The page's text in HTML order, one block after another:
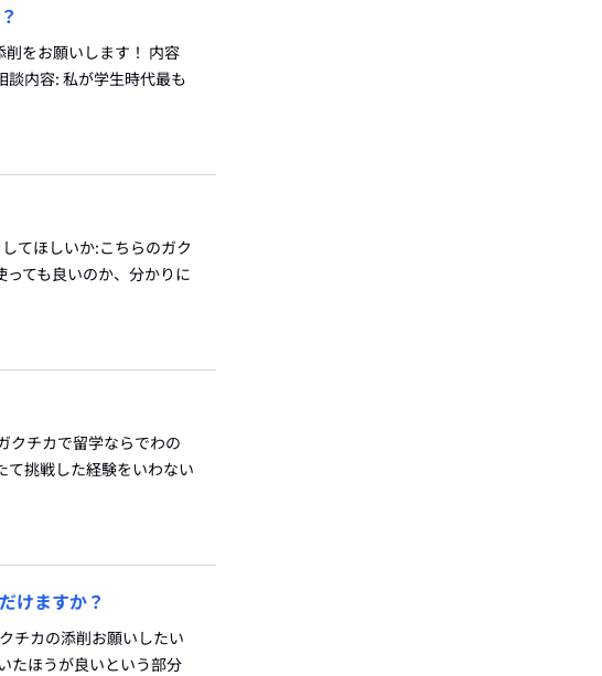
をお願いします！ 内容
談内容: 私が学生時代最も
てほしいか:こちらのガク
ても良いのか、分かりに
クチカで留学ならでわの
て挑戦した経験をいわない
けますか？
チカの添削お願いしたい
たほうが良いという部分